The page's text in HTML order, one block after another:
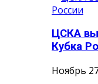
ЦСКА
Кубка
Ноябрь